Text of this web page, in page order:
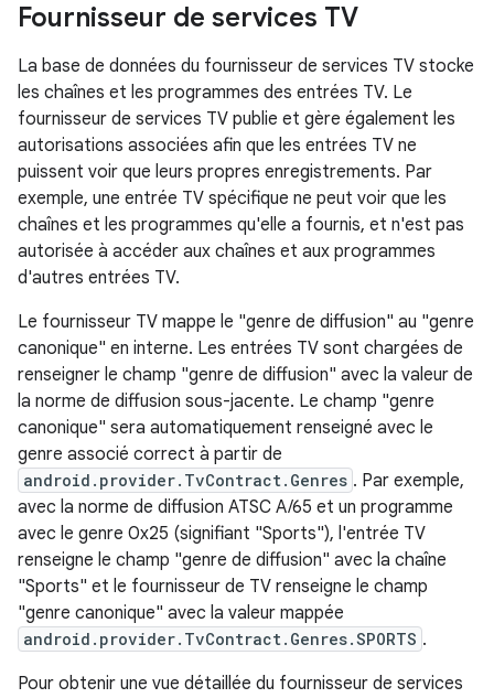
Fournisseur de services TV
La base de données du fournisseur de services TV stocke
les chaînes et les programmes des entrées TV. Le
fournisseur de services TV publie et gère également les
autorisations associées afin que les entrées TV ne
puissent voir que leurs propres enregistrements. Par
exemple, une entrée TV spécifique ne peut voir que les
chaînes et les programmes qu'elle a fournis, et n'est pas
autorisée à accéder aux chaînes et aux programmes
d'autres entrées TV.
Le fournisseur TV mappe le "genre de diffusion" au "genre
canonique" en interne. Les entrées TV sont chargées de
renseigner le champ "genre de diffusion" avec la valeur de
la norme de diffusion sous-jacente. Le champ "genre
canonique" sera automatiquement renseigné avec le
genre associé correct à partir de
android.provider.TvContract.Genres . Par exemple,
avec la norme de diffusion ATSC A/65 et un programme
avec le genre 0x25 (signifiant "Sports"), l'entrée TV
renseigne le champ "genre de diffusion" avec la chaîne
"Sports" et le fournisseur de TV renseigne le champ
"genre canonique" avec la valeur mappée
android.provider.TvContract.Genres.SPORTS .
Pour obtenir une vue détaillée du fournisseur de services